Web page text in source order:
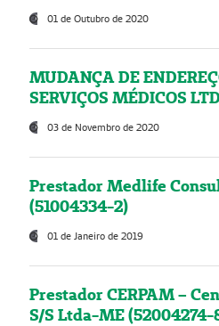
01 de Outubro de 2020
MUDANÇA DE
SERVIÇOS MÉDICOS
03 de Novembro de 2020
Prestador Medlife
(51004334-2)
01 de Janeiro de 2019
Prestador CERPAM –
S/S Ltda-ME (52004274-